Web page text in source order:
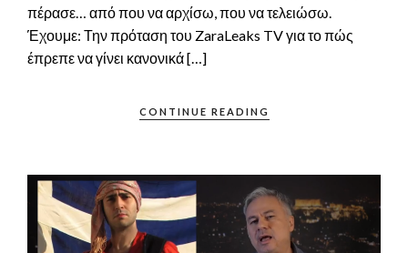
πέρασε… από που να αρχίσω, που να τελειώσω.
Έχουμε: Την πρόταση του ZaraLeaks TV για το πώς
έπρεπε να γίνει κανονικά […]
CONTINUE READING